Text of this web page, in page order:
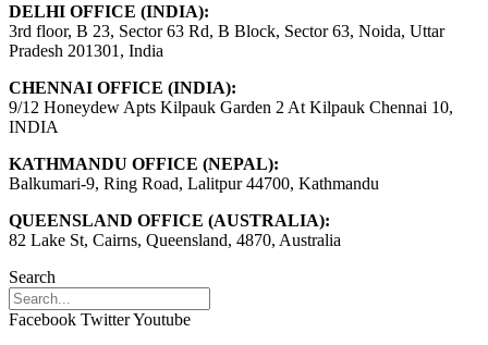
DELHI OFFICE (INDIA):
3rd floor, B 23, Sector 63 Rd, B Block, Sector 63, Noida, Uttar
Pradesh 201301, India
CHENNAI OFFICE (INDIA):
9/12 Honeydew Apts Kilpauk Garden 2 At Kilpauk Chennai 10,
INDIA
KATHMANDU OFFICE (NEPAL):
Balkumari-9, Ring Road, Lalitpur 44700, Kathmandu
QUEENSLAND OFFICE (AUSTRALIA):
82 Lake St, Cairns, Queensland, 4870, Australia
Search
Facebook TwitterYoutube